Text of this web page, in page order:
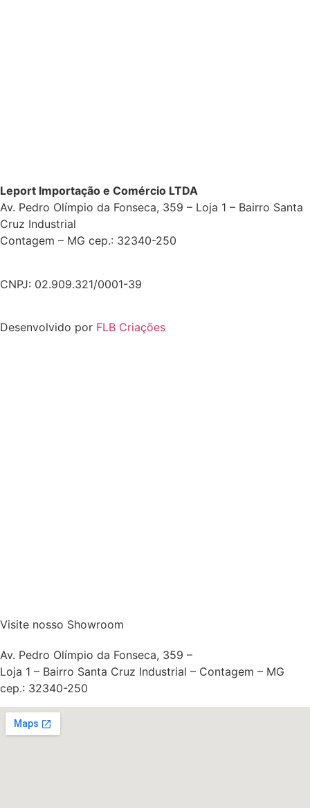
Leport Importação e Comércio LTDA
Av. Pedro Olímpio da Fonseca, 359 – Loja 1 – Bairro Santa
Cruz Industrial
Contagem – MG cep.: 32340-250
CNPJ: 02.909.321/0001-39
Desenvolvido por FLB Criações
Visite nosso Showroom
Av. Pedro Olímpio da Fonseca, 359 –
Loja 1 – Bairro Santa Cruz Industrial – Contagem – MG
cep.: 32340-250